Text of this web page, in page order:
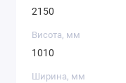
2150
Висота, мм
1010
Ширина, мм